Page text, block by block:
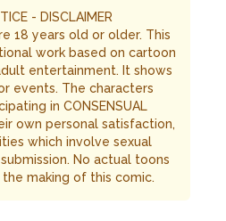
- DISCLAIMER
18 years old or older. This
work based on cartoon
entertainment. It shows
events. The characters
in CONSENSUAL
own personal satisfaction,
which involve sexual
No actual toons
making of this comic.